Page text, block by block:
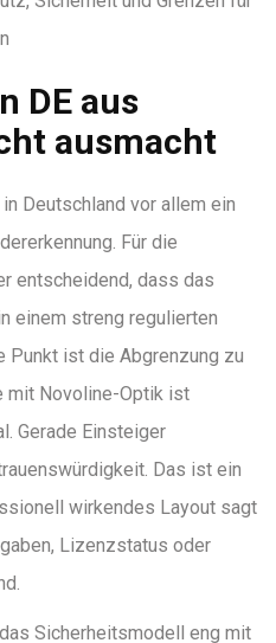
DE aus
ausmacht
Deutschland vor allem ein
Für die
entscheidend, dass das
einem streng regulierten
Punkt ist die Abgrenzung zu
mit Novoline-Optik ist
Gerade Einsteiger
Das ist ein
wirkendes Layout sagt
Lizenzstatus oder
Sicherheitsmodell eng mit